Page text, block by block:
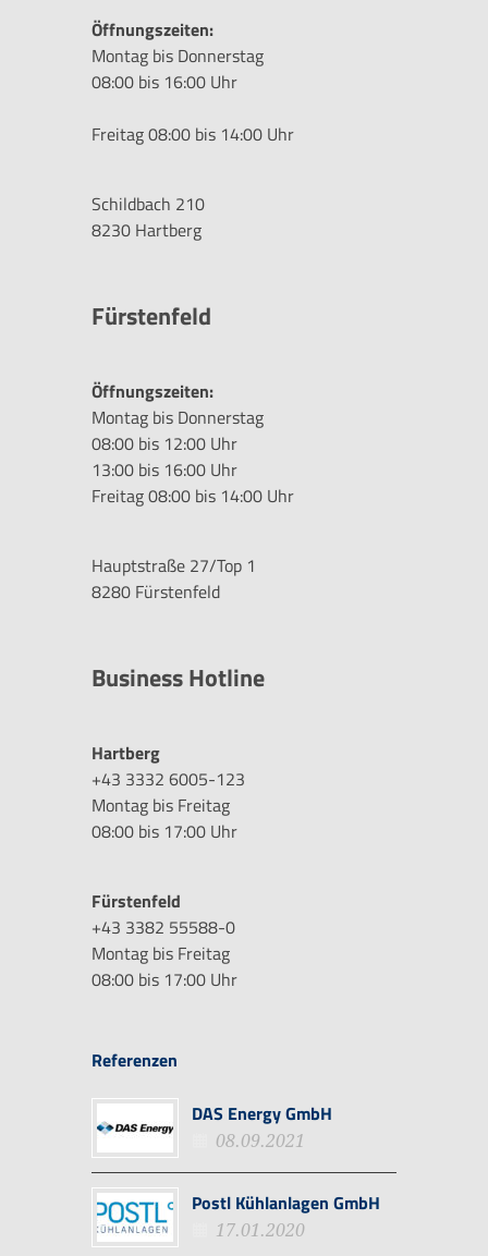
Öffnungszeiten:
Montag bis Donnerstag
08:00 bis 16:00 Uhr
Freitag 08:00 bis 14:00 Uhr
Schildbach 210
8230 Hartberg
Fürstenfeld
Öffnungszeiten:
Montag bis Donnerstag
08:00 bis 12:00 Uhr
13:00 bis 16:00 Uhr
Freitag 08:00 bis 14:00 Uhr
Hauptstraße 27/Top 1
8280 Fürstenfeld
Business Hotline
Hartberg
+43 3332 6005-123
Montag bis Freitag
08:00 bis 17:00 Uhr
Fürstenfeld
+43 3382 55588-0
Montag bis Freitag
08:00 bis 17:00 Uhr
Referenzen
DAS Energy GmbH
08.09.2021
Postl Kühlanlagen GmbH
17.01.2020